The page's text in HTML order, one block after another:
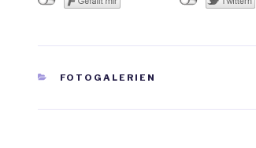
KATEGORIEN
FOTOGALERIEN